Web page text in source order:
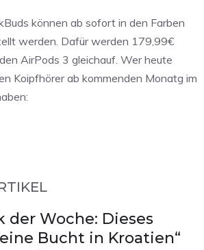
können ab sofort in den Farben
werden. Dafür werden 179,99€
AirPods 3 gleichauf. Wer heute
Koipfhörer ab kommenden Monatg im
der Woche: Dieses
Bucht in Kroatien“